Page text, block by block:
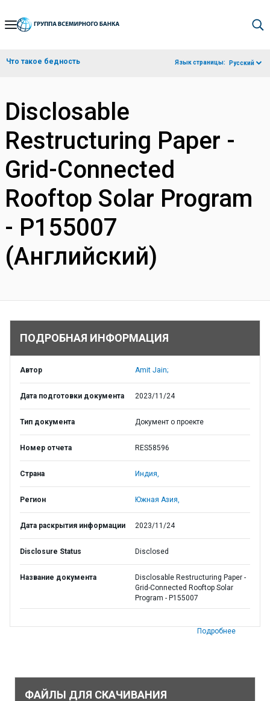
Skip
Navigation
Что такое бедность Язык страницы: Русский
Disclosable
Restructuring Paper -
Grid-Connected
Rooftop Solar Program
- P155007
(Английский)
ПОДРОБНАЯ ИНФОРМАЦИЯ
Автор Amit Jain;
Дата подготовки документа 2023/11/24
Тип документа Документ о проекте
Номер отчета RES58596
Страна Индия,
Регион Южная Азия,
Дата раскрытия информации 2023/11/24
Disclosure Status Disclosed
Название документа
Disclosable Restructuring Paper -
Grid-Connected Rooftop Solar
Program - P155007
Подробнее
ФАЙЛЫ ДЛЯ СКАЧИВАНИЯ